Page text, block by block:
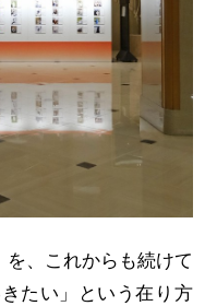
、これからも続けて
たい」という在り方